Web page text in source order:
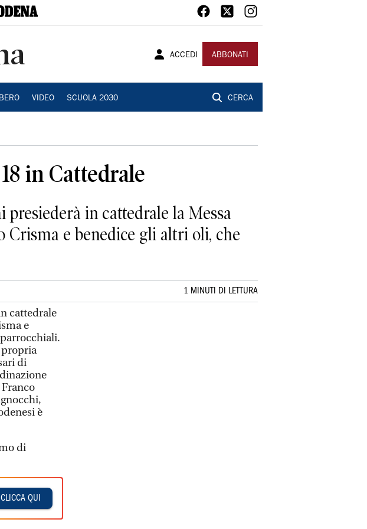
ACCEDI ABBONATI
VIDEO SCUOLA 2030 CERCA
in Cattedrale
presiederà in cattedrale la Messa
Crisma e benedice gli altri oli, che
1 MINUTI DI LETTURA
cattedrale
e
propria
di
è
di
CLICCA QUI